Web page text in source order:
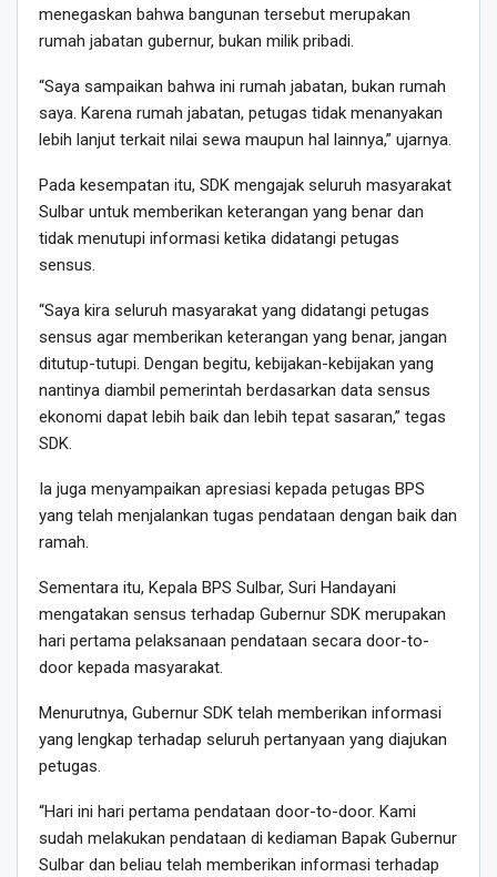
menegaskan bahwa bangunan tersebut merupakan
rumah jabatan gubernur, bukan milik pribadi.
“Saya sampaikan bahwa ini rumah jabatan, bukan rumah
saya. Karena rumah jabatan, petugas tidak menanyakan
lebih lanjut terkait nilai sewa maupun hal lainnya,” ujarnya.
Pada kesempatan itu, SDK mengajak seluruh masyarakat
Sulbar untuk memberikan keterangan yang benar dan
tidak menutupi informasi ketika didatangi petugas
sensus.
“Saya kira seluruh masyarakat yang didatangi petugas
sensus agar memberikan keterangan yang benar, jangan
ditutup-tutupi. Dengan begitu, kebijakan-kebijakan yang
nantinya diambil pemerintah berdasarkan data sensus
ekonomi dapat lebih baik dan lebih tepat sasaran,” tegas
SDK.
Ia juga menyampaikan apresiasi kepada petugas BPS
yang telah menjalankan tugas pendataan dengan baik dan
ramah.
Sementara itu, Kepala BPS Sulbar, Suri Handayani
mengatakan sensus terhadap Gubernur SDK merupakan
hari pertama pelaksanaan pendataan secara door-to-
door kepada masyarakat.
Menurutnya, Gubernur SDK telah memberikan informasi
yang lengkap terhadap seluruh pertanyaan yang diajukan
petugas.
“Hari ini hari pertama pendataan door-to-door. Kami
sudah melakukan pendataan di kediaman Bapak Gubernur
Sulbar dan beliau telah memberikan informasi terhadap